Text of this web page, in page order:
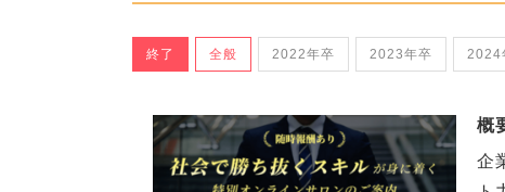
終了 全般 2022年卒 2023年卒 2024
概
企